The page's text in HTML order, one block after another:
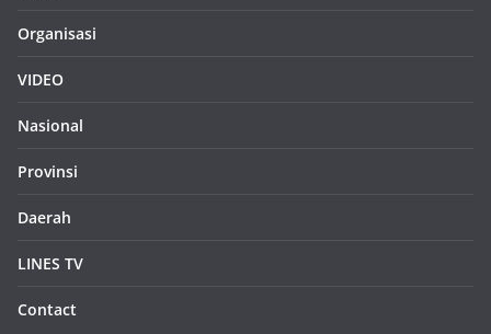
Organisasi
VIDEO
Nasional
Provinsi
Daerah
LINES TV
Contact